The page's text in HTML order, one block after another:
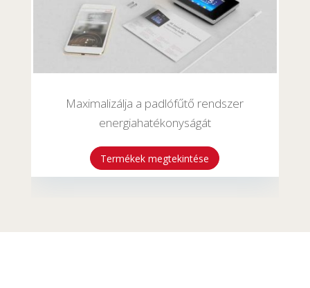
Maximalizálja a padlófűtő rendszer
energiahatékonyságát
Termékek megtekintése